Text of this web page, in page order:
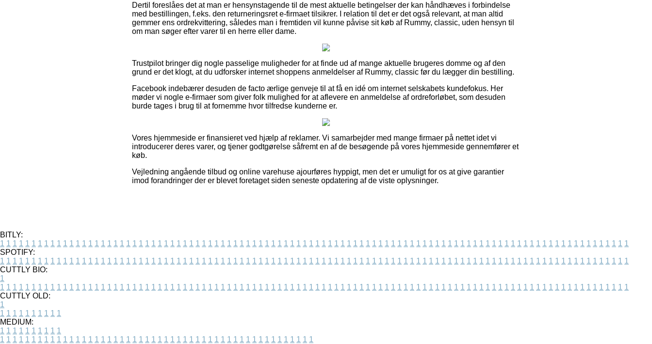
Dertil foreslåes det at man er hensynstagende til de mest aktuelle betingelser der kan håndhæves i forbindelse
med bestillingen, f.eks. den returneringsret e-firmaet tilsikrer. I relation til det er det også relevant, at man altid
gemmer ens ordrekvittering, således man i fremtiden vil kunne påvise sit køb af Rummy, classic, uden hensyn til
om man søger efter varer til en herre eller dame.
Trustpilot bringer dig nogle passelige muligheder for at finde ud af mange aktuelle brugeres domme og af den
grund er det klogt, at du udforsker internet shoppens anmeldelser af Rummy, classic før du lægger din bestilling.
Facebook indebærer desuden de facto ærlige genveje til at få en idé om internet selskabets kundefokus. Her
møder vi nogle e-firmaer som giver folk mulighed for at aflevere en anmeldelse af ordreforløbet, som desuden
burde tages i brug til at fornemme hvor tilfredse kunderne er.
Vores hjemmeside er finansieret ved hjælp af reklamer. Vi samarbejder med mange firmaer på nettet idet vi
introducerer deres varer, og tjener godtgørelse såfremt en af de besøgende på vores hjemmeside gennemfører et
køb.
Vejledning angående tilbud og online varehuse ajourføres hyppigt, men det er umuligt for os at give garantier
imod forandringer der er blevet foretaget siden seneste opdatering af de viste oplysninger.
BITLY:
1 1 1 1 1 1 1 1 1 1 1 1 1 1 1 1 1 1 1 1 1 1 1 1 1 1 1 1 1 1 1 1 1 1 1 1 1 1 1 1 1 1 1 1 1 1 1 1 1 1 1 1 1 1 1 1 1 1 1 1 1 1 1 1 1 1 1 1 1 1 1 1 1 1 1 1 1 1 1 1 1 1 1 1 1 1 1 1 1 1 1 1 1 1 1 1 1 1 1 1
SPOTIFY:
1 1 1 1 1 1 1 1 1 1 1 1 1 1 1 1 1 1 1 1 1 1 1 1 1 1 1 1 1 1 1 1 1 1 1 1 1 1 1 1 1 1 1 1 1 1 1 1 1 1 1 1 1 1 1 1 1 1 1 1 1 1 1 1 1 1 1 1 1 1 1 1 1 1 1 1 1 1 1 1 1 1 1 1 1 1 1 1 1 1 1 1 1 1 1 1 1 1 1 1
CUTTLY BIO:
1
1 1 1 1 1 1 1 1 1 1 1 1 1 1 1 1 1 1 1 1 1 1 1 1 1 1 1 1 1 1 1 1 1 1 1 1 1 1 1 1 1 1 1 1 1 1 1 1 1 1 1 1 1 1 1 1 1 1 1 1 1 1 1 1 1 1 1 1 1 1 1 1 1 1 1 1 1 1 1 1 1 1 1 1 1 1 1 1 1 1 1 1 1 1 1 1 1 1 1 1
CUTTLY OLD:
1
1 1 1 1 1 1 1 1 1 1
MEDIUM:
1 1 1 1 1 1 1 1 1 1
1 1 1 1 1 1 1 1 1 1 1 1 1 1 1 1 1 1 1 1 1 1 1 1 1 1 1 1 1 1 1 1 1 1 1 1 1 1 1 1 1 1 1 1 1 1 1 1 1 1